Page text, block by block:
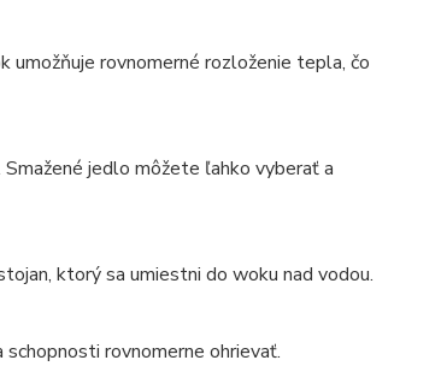
umožňuje rovnomerné rozloženie tepla, čo
jedlo môžete ľahko vyberať a
ktorý sa umiestni do woku nad vodou.
rovnomerne ohrievať.